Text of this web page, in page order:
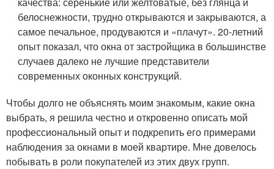
белоснежности, трудно открываются и закрываются, а
самое печальное, продуваются и «плачут». 20-летний
опыт показал, что окна от застройщика в большинстве
случаев далеко не лучшие представители
современных оконных конструкций.
Чтобы долго не объяснять моим знакомым, какие окна
выбрать, я решила честно и откровенно описать мой
профессиональный опыт и подкрепить его примерами
наблюдения за окнами в моей квартире. Мне довелось
побывать в роли покупателей из этих двух групп.